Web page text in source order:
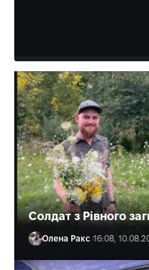
Солдат з Рівного
Олена Ракс 16:08,